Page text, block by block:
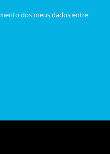
dos meus dados entre